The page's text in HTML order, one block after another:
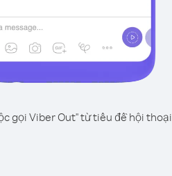
gọi Viber Out" từ tiêu đề hội thoại